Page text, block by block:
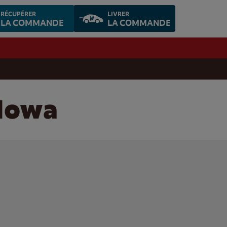
RÉCUPÉRER
LA COMMANDE
LIVRER
LA COMMANDE